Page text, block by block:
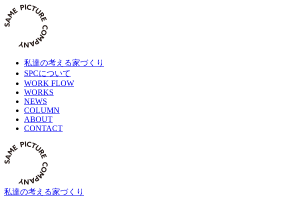
Skip
to
content
私達の考える家づくり
SPCについて
WORK FLOW
WORKS
NEWS
COLUMN
ABOUT
CONTACT
私達の考える家づくり